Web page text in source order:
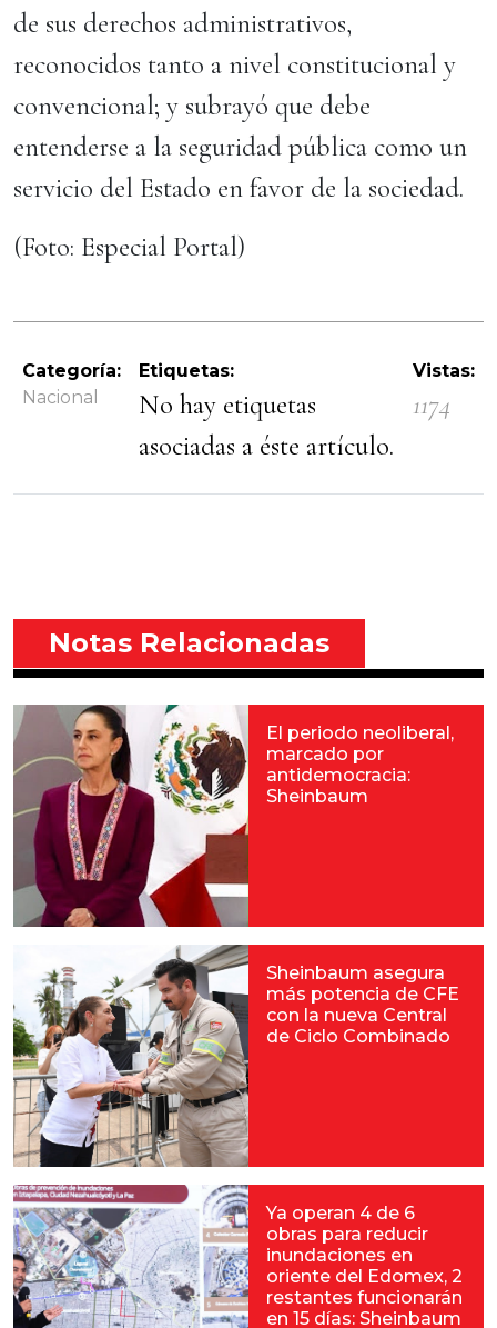
de sus derechos administrativos,
reconocidos tanto a nivel constitucional y
convencional; y subrayó que debe
entenderse a la seguridad pública como un
servicio del Estado en favor de la sociedad.
(Foto: Especial Portal)
Categoría:
Nacional
Etiquetas:
No hay etiquetas
asociadas a éste artículo.
Vistas:
1174
Notas Relacionadas
El periodo neoliberal,
marcado por
antidemocracia:
Sheinbaum
Sheinbaum asegura
más potencia de CFE
con la nueva Central
de Ciclo Combinado
Ya operan 4 de 6
obras para reducir
inundaciones en
oriente del Edomex, 2
restantes funcionarán
en 15 días: Sheinbaum